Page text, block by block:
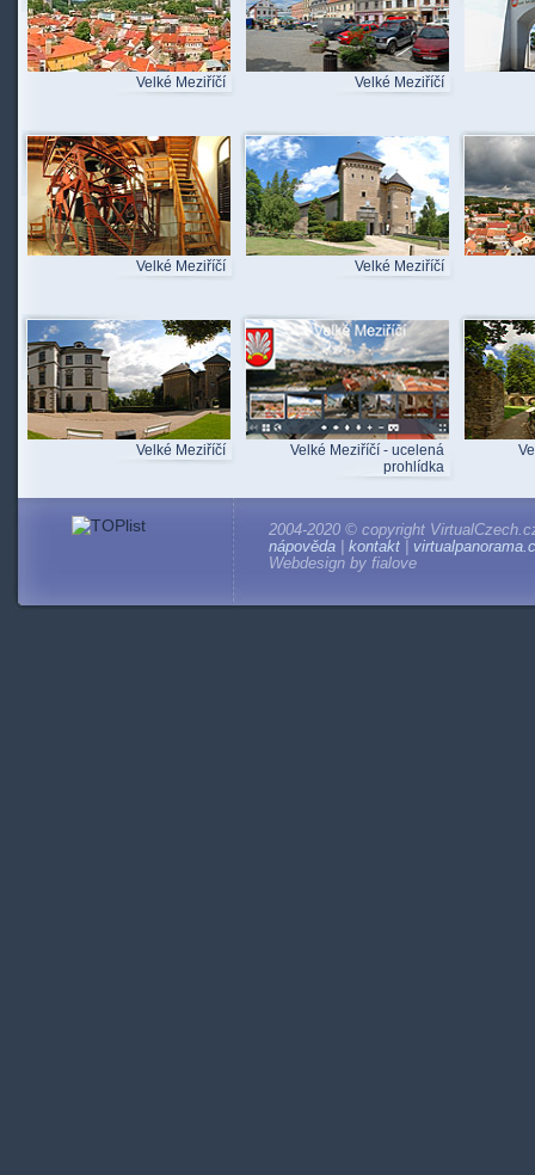
Velké Meziříčí Velké Meziříčí
Velké Meziříčí Velké Meziříčí
Velké Meziříčí
Velké Meziříčí - ucelená
prohlídka
2004-2020 © copyright
nápověda
kontakt
Webdesign by fialove